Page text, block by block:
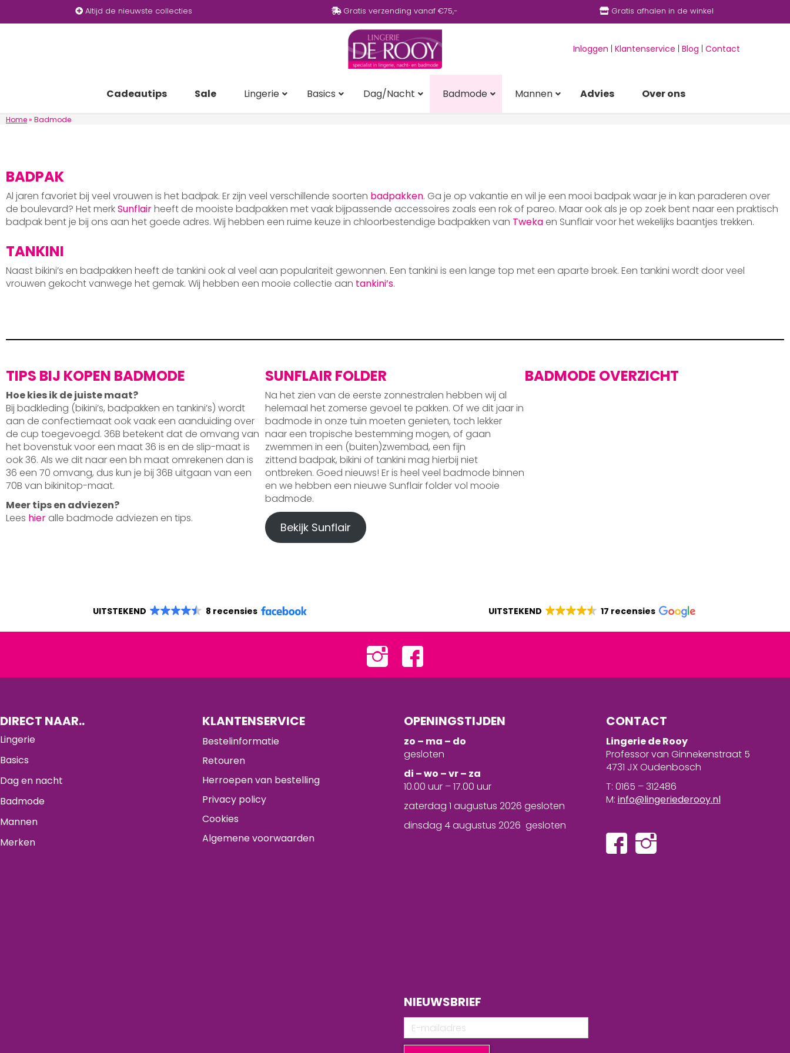
Altijd de nieuwste collecties Gratis verzending vanaf €75,- Gratis afhalen in de winkel
Inloggen Klantenservice Blog Contact
Cadeautips Sale Lingerie Basics Dag/Nacht Badmode Mannen Advies Over ons
Home» Badmode
BADPAK
Al jaren favoriet bij veel vrouwen is het badpak. Er zijn veel verschillende soorten badpakken. Ga je op vakantie en wil je een mooi badpak waar je in kan paraderen over
de boulevard? Het merkSunflairheeft de mooiste badpakken met vaak bijpassende accessoires zoals een rok of pareo. Maar ook als je op zoek bent naar een praktisch
badpak bent je bij ons aan het goede adres. Wij hebben een ruime keuze in chloorbestendige badpakken van Tweka en Sunflair voor het wekelijks baantjes trekken.
TANKINI
Naast bikini’s en badpakken heeft de tankini ook al veel aan populariteit gewonnen. Een tankini is een lange top met een aparte broek. Een tankini wordt door veel
vrouwen gekocht vanwege het gemak. Wij hebben een mooie collectie aan tankini’s.
TIPS BIJ KOPEN BADMODE
Hoe kies ik de juiste maat?
Bij badkleding (bikini’s, badpakken en tankini’s) wordt
aan de confectiemaat ook vaak een aanduiding over
de cup toegevoegd. 36B betekent dat de omvang van
het bovenstuk voor een maat 36 is en de slip-maat is
ook 36. Als we dit naar een bh maat omrekenen dan is
36 een 70 omvang, dus kun je bij 36B uitgaan van een
70B van bikinitop-maat.
Meer tips en adviezen?
Lees hier alle badmode adviezen en tips.
SUNFLAIR FOLDER
Na het zien van de eerste zonnestralen hebben wij al
helemaal het zomerse gevoel te pakken. Of we dit jaar in
badmode in onze tuin moeten genieten, toch lekker
naar een tropische bestemming mogen, of gaan
zwemmen in een (buiten)zwembad, een fijn
zittend badpak, bikini of tankini mag hierbij niet
ontbreken. Goed nieuws! Er is heel veel badmode binnen
en we hebben een nieuwe Sunflair folder vol mooie
badmode.
Bekijk Sunflair
BADMODE OVERZICHT
UITSTEKEND 8 recensies UITSTEKEND 17 recensies
DIRECT NAAR..
Lingerie
Basics
Dag en nacht
Badmode
Mannen
Merken
KLANTENSERVICE
Bestelinformatie
Retouren
Herroepen van bestelling
Privacy policy
Cookies
Algemene voorwaarden
OPENINGSTIJDEN
zo – ma – do
gesloten
di – wo – vr – za
10.00 uur – 17.00 uur
zaterdag 1 augustus 2026 gesloten
dinsdag 4 augustus 2026 gesloten
NIEUWSBRIEF
CONTACT
Lingerie de Rooy
Professor van Ginnekenstraat 5
4731 JX Oudenbosch
T: 0165 – 312486
M: info@lingeriederooy.nl